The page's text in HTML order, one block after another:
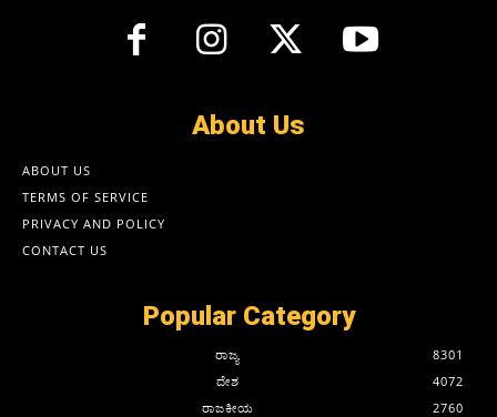
About Us
ABOUT US
TERMS OF SERVICE
PRIVACY AND POLICY
CONTACT US
Popular Category
ರಾಜ್ಯ
8301
ದೇಶ
4072
ರಾಜಕೀಯ
2760